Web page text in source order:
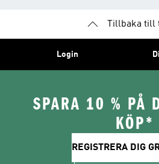
Tillbaka till
Login
SPARA 10 % PÅ
KÖP*
REGISTRERA DIG